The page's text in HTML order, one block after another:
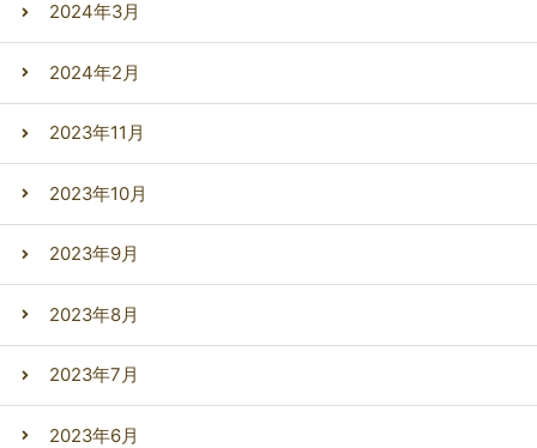
2024年3月
2024年2月
2023年11月
2023年10月
2023年9月
2023年8月
2023年7月
2023年6月